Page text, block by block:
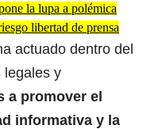
la lupa a polémica
libertad de prensa
actuado dentro del
legales y
a promover el
informativa y la